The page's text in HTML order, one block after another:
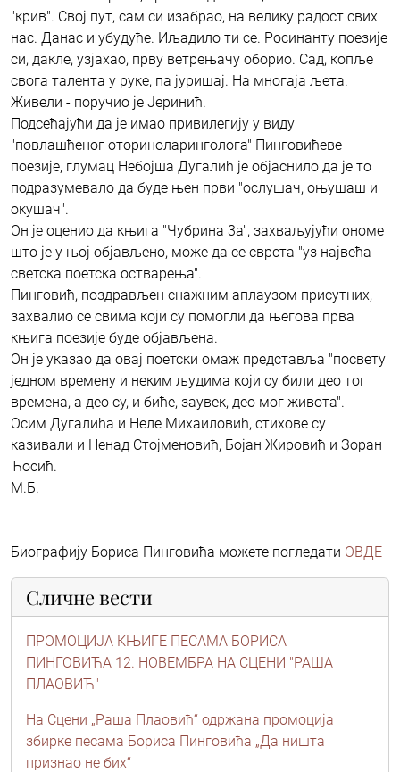
"крив". Свој пут, сам си изабрао, на велику радост свих
нас. Данас и убудуће. Иљадило ти се. Росинанту поезије
си, дакле, узјахао, прву ветрењачу оборио. Сад, копље
свога талента у руке, па јуришај. На многаја љета.
Живели - поручио је Јеринић.
Подсећајући да је имао привилегију у виду
"повлашћеног оториноларинголога" Пинговићеве
поезије, глумац Небојша Дугалић је објаснило да је то
подразумевало да буде њен први "ослушач, оњушаш и
окушач".
Он је оценио да књига "Чубрина 3а", захваљујући ономе
што је у њој објављено, може да се сврста "уз највећа
светска поетска остварења".
Пинговић, поздрављен снажним аплаузом присутних,
захвалио се свима који су помогли да његова прва
књига поезије буде објављена.
Он је указао да овај поетски омаж представља "посвету
једном времену и неким људима који су били део тог
времена, а део су, и биће, заувек, део мог живота".
Осим Дугалића и Неле Михаиловић, стихове су
казивали и Ненад Стојменовић, Бојан Жировић и Зоран
Ћосић.
М.Б.
Биографију Бориса Пинговића можете погледати ОВДЕ
Сличне вести
ПРОМОЦИЈА КЊИГЕ ПЕСАМА БОРИСА
ПИНГОВИЋА 12. НОВЕМБРА НА СЦЕНИ "РАША
ПЛАОВИЋ"
На Сцени „Раша Плаовић“ одржана промоција
збирке песама Бориса Пинговића „Да ништа
признао не бих“